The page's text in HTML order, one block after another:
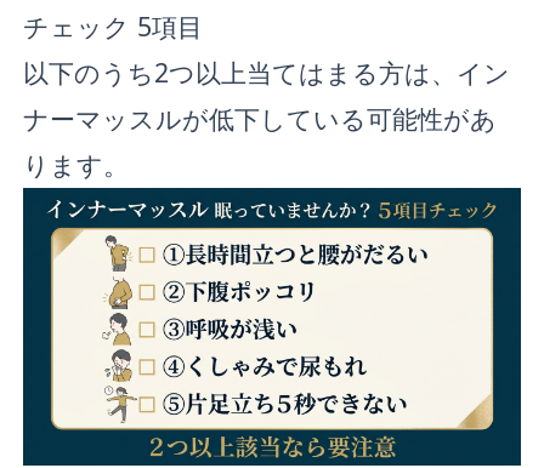
チェック 5項目
以下のうち2つ以上当てはまる方は、イン
ナーマッスルが低下している可能性があ
ります。